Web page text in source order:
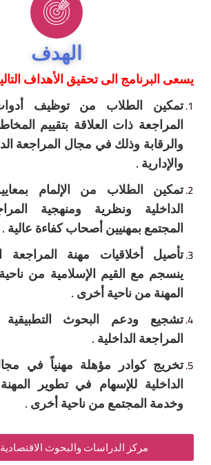
الى تحقيق الأهداف التالية:
الطلاب من توظيف أدوات وأساليب
ذات العلاقة بتقييم المخاطر والحوكمة
وذلك في ‏مجال المراجعة الداخلية المالية
من الإلمام بمعايير المراجعة
ونظرية ومنهجية المراجعة لتزويد
بمهنيين ‏أصحاب كفاءة عالية.
مهنة المراجعة الداخلية بما
القيم الإسلامية من ناحية، وأخلاقيات
ناحية ‏أخرى.
ودعم البحوث التطبيقية في مجال
الداخلية.
مؤهلة مهنياً في مجال المراجعة
للإسهام في تطوير المهنة من ناحية،
‏من ناحية أخرى.
مركز الدراسات والبحوث الاقتصادية والمالية